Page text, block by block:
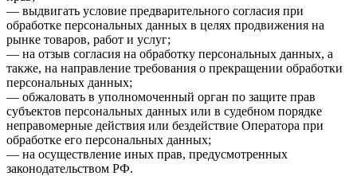
— выдвигать условие предварительного согласия при
обработке персональных данных в целях продвижения на
рынке товаров, работ и услуг;
— на отзыв согласия на обработку персональных данных, а
также, на направление требования о прекращении обработки
персональных данных;
— обжаловать в уполномоченный орган по защите прав
субъектов персональных данных или в судебном порядке
неправомерные действия или бездействие Оператора при
обработке его персональных данных;
— на осуществление иных прав, предусмотренных
законодательством РФ.